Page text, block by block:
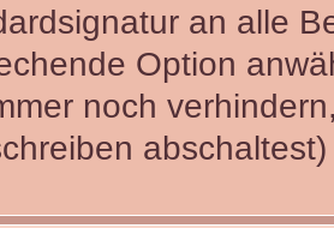
an alle
Option
noch
abschaltest)